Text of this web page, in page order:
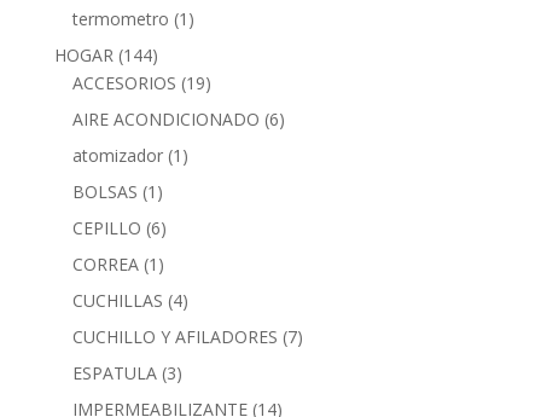
termometro (1)
HOGAR (144)
ACCESORIOS (19)
AIRE ACONDICIONADO (6)
atomizador (1)
BOLSAS (1)
CEPILLO (6)
CORREA (1)
CUCHILLAS (4)
CUCHILLO Y AFILADORES (7)
ESPATULA (3)
IMPERMEABILIZANTE (14)